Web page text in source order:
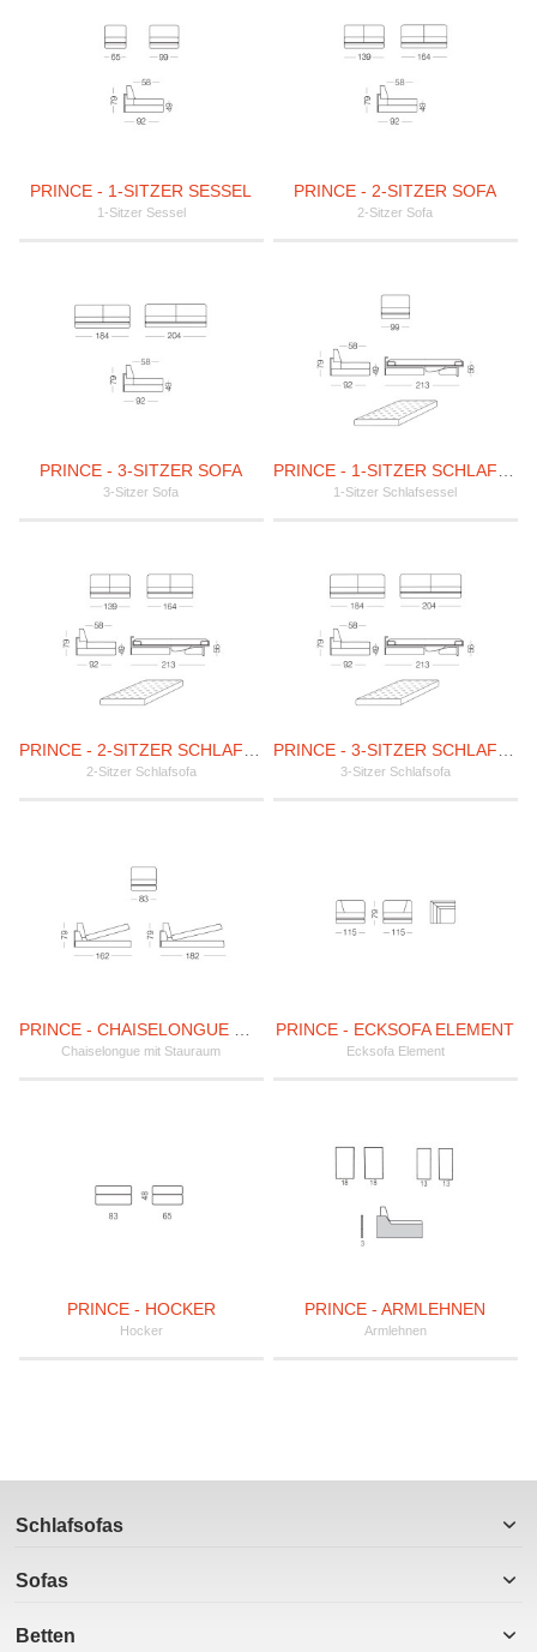
PRINCE - 1-SITZER SESSEL
1-Sitzer Sessel
PRINCE - 2-SITZER SOFA
2-Sitzer Sofa
PRINCE - 3-SITZER SOFA
3-Sitzer Sofa 1-Sitzer Schlafsessel
2-Sitzer Schlafsofa 3-Sitzer Schlafsofa
Chaiselongue mit Stauraum
PRINCE - ECKSOFA ELEMENT
Ecksofa Element
PRINCE - HOCKER
Hocker
PRINCE - ARMLEHNEN
Armlehnen
Schlafsofas
Sofas
Betten